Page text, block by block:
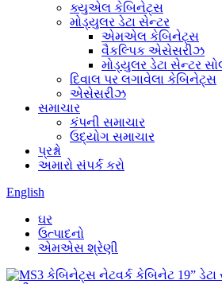
ક્યુએલ કેબિનેટ્સ
મોડ્યુલર ડેટા સેન્ટર
એમએલ કેબિનેટ્સ
વૈકલ્પિક એસેસરીઝ
મોડ્યુલર ડેટા સેન્ટર
દિવાલ પર લગાવેલા કેબિનેટ્સ
એસેસરીઝ
સમાચાર
કંપની સમાચાર
ઉદ્યોગ સમાચાર
પ્રશ્નો
અમારો સંપર્ક કરો
English
ઘર
ઉત્પાદનો
એમએસ શ્રેણી